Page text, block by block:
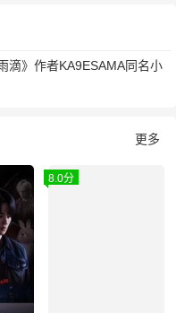
滴》作者KA9ESAMA同名小
更多
8.0分